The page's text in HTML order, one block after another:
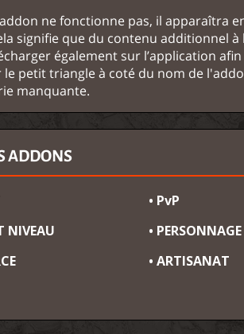
ne fonctionne pas, il apparaîtra
signifie que du contenu additionnel
également sur l’application
le petit triangle à coté du nom de
manquante.
ADDONS
• PvP
NIVEAU
• PERSONNAGE
• ARTISANAT